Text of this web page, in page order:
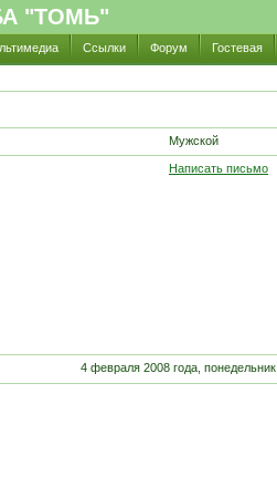
"ТОМЬ"
Ссылки Форум Гостевая
Мужской
Написать письмо
4 февраля 2008 года, понедельник